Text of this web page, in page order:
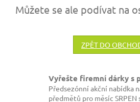
Můžete se ale podívat na
ZPĚT DO
Vyřešte firemní dárky s
Předsezónní akční nabídka
předmětů pro měsíc SRPEN